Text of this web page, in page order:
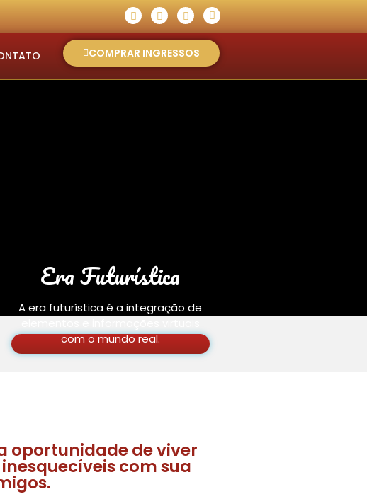
COMPRAR INGRESSOS
Era Futurística
A era futurística é a integração de
com o mundo real.
oportunidade de viver
com sua